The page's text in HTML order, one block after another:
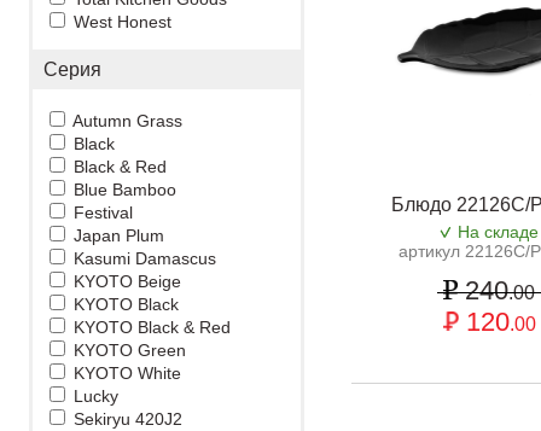
West Honest
Серия
Autumn Grass
Black
Black & Red
Blue Bamboo
Festival
Japan Plum
Kasumi Damascus
KYOTO Beige
KYOTO Black
KYOTO Black & Red
KYOTO Green
KYOTO White
Lucky
Sekiryu 420J2
Блюдо 22126C/
На складе
артикул 22126C/
240.00
120.00